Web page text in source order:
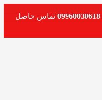
09960030618 تماس حاصل